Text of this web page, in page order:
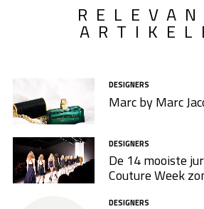
DESIGNERS
Marc by Marc
DESIGNERS
De 14 mooiste
Couture Week
DESIGNERS